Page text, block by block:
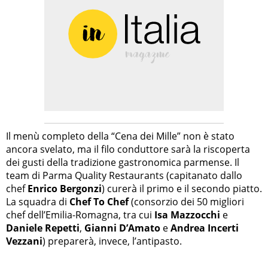
Il menù completo della “Cena dei Mille” non è stato
ancora svelato, ma il filo conduttore sarà la riscoperta
dei gusti della tradizione gastronomica parmense. Il
team di Parma Quality Restaurants (capitanato dallo
chefEnrico Bergonzi) curerà il primo e il secondo piatto.
La squadra di Chef To Chef(consorzio dei 50 migliori
chef dell’Emilia-Romagna, tra cui Isa Mazzocchi e
Daniele Repetti, Gianni D’Amato eAndrea Incerti
Vezzani) preparerà, invece, l’antipasto.